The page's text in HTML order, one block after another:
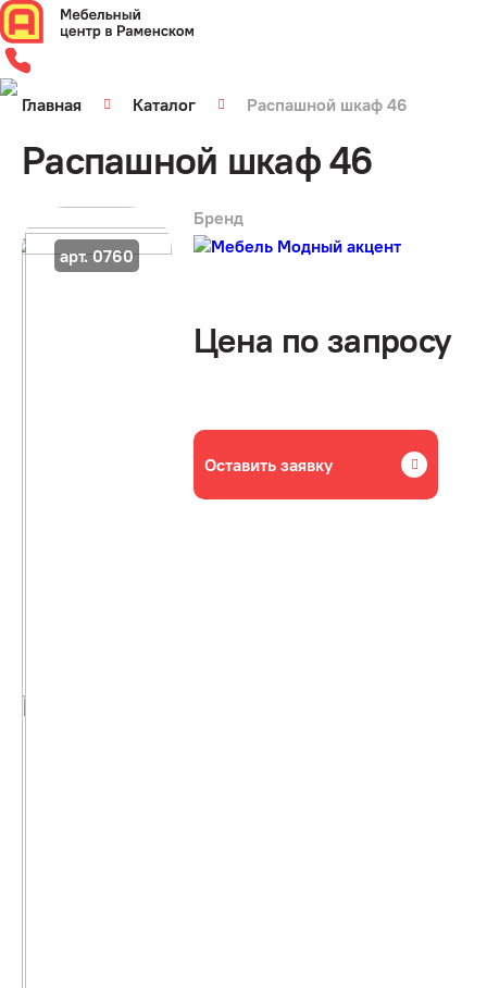
Главная Каталог Распашной шкаф 46
Распашной шкаф 46
арт. 0760
Бренд
Цена по запросу
Оставить заявку